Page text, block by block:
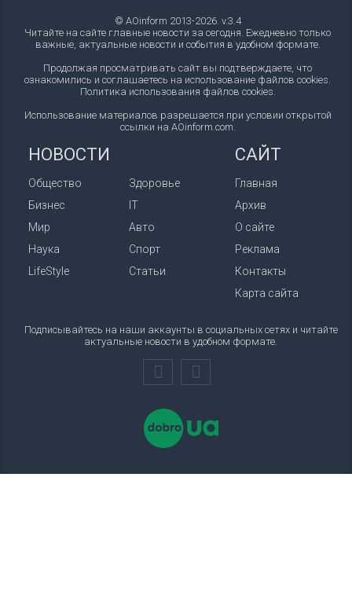
© AOinform 2013-2026. v.3.4
Читайте на сайте главные новости за сегодня. Ежедневно только
важные, актуальные новости и события в удобном формате.
Продолжая просматривать сайт вы подтверждаете, что
ознакомились и соглашаетесь на использование файлов cookies.
Политика использования файлов cookies.
Использование материалов разрешается при условии открытой
ссылки на AOinform.com.
НОВОСТИ
Общество
Бизнес
Мир
Наука
LifeStyle
Здоровье
IT
Авто
Спорт
Статьи
САЙТ
Главная
Архив
О сайте
Реклама
Контакты
Карта сайта
Подписывайтесь на наши аккаунты в социальных сетях и читайте
актуальные новости в удобном формате.